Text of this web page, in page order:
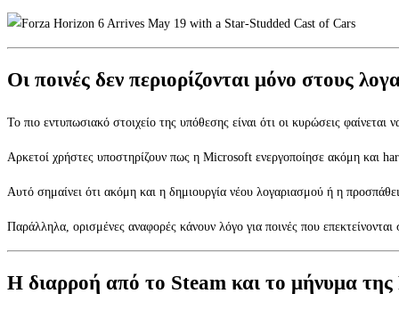
Οι ποινές δεν περιορίζονται μόνο στους
Το πιο εντυπωσιακό στοιχείο της υπόθεσης είναι ότι οι κυρώσεις
Αρκετοί χρήστες υποστηρίζουν πως η Microsoft ενεργοποίησε ακόμη και
Αυτό σημαίνει ότι ακόμη και η δημιουργία νέου λογαριασμού ή η
Παράλληλα, ορισμένες αναφορές κάνουν λόγο για ποινές που
Η διαρροή από το Steam και το μήνυμα